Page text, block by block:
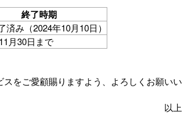
終了時期
済み（2024年10月10日）
月30日まで
スをご愛顧賜りますよう、よろしくお願いい
以上